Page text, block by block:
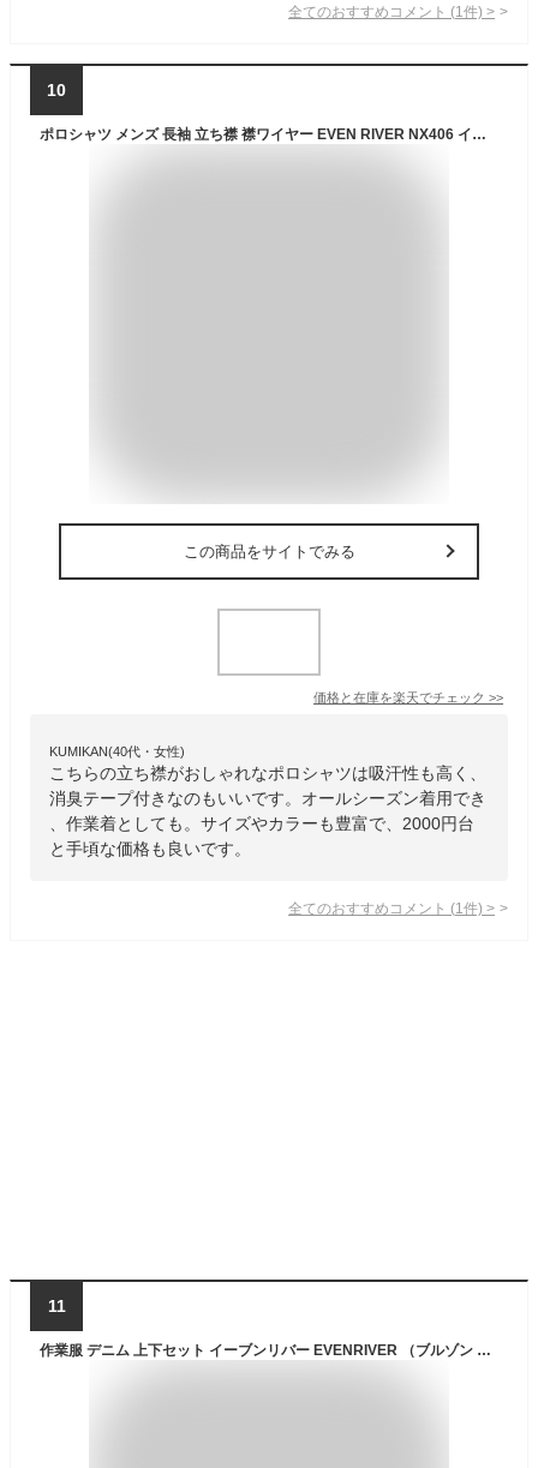
全てのおすすめコメント (1 件) >
10
ポロシャツ メンズ 長袖 立ち襟 襟ワイヤー EVEN RIVER NX406 イーブンリバー 長袖ポロシャツ ワークポロシャツ スポーツ オールシーズン 作業服 作業着 ユニフォーム 制服
この商品をサイトでみる
価格と在庫を楽天でチェック >>
KUMIKAN(40代・女性)
こちらの立ち襟がおしゃれなポロシャツは吸汗性も高く、
消臭テープ付きなのもいいです。オールシーズン着用でき
、作業着としても。サイズやカラーも豊富で、2000円台
と手頃な価格も良いです。
全てのおすすめコメント (1 件) >
11
作業服 デニム 上下セット イーブンリバー EVENRIVER （ブルゾン USD307+カーゴパンツ USD302）作業着 通年 秋冬 人気 かっこいい ユニフォーム ジャンパー カーゴパンツ 上着 ジャケット ブルゾン ズボン パンツ おしゃれ 作業